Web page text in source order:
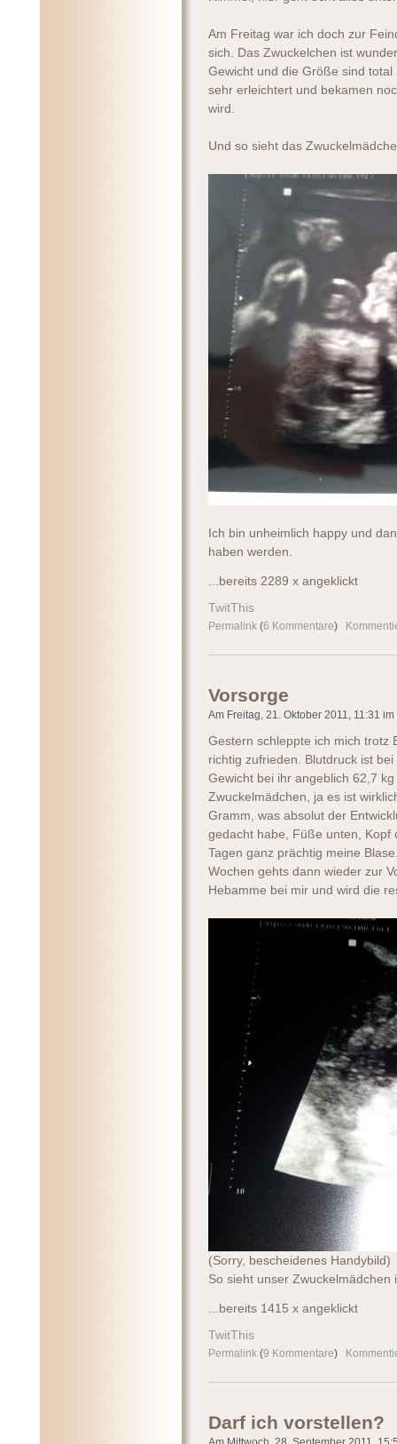
Am Freitag war ich doch zur
sich. Das Zwuckelchen ist
Gewicht und die Größe sind
sehr erleichtert und bekamen
wird.
Und so sieht das
Ich bin unheimlich happy und
haben werden.
...bereits 2289 x angeklickt
TwitThis
Permalink (6 Kommentare)
Vorsorge
Am Freitag, 21. Oktober 2011, 11:31 im
Gestern schleppte ich mich trotz
richtig zufrieden. Blutdruck ist
Gewicht bei ihr angeblich 62,7
Zwuckelmädchen, ja es ist
Gramm, was absolut der
gedacht habe, Füße unten, Kopf
Tagen ganz prächtig meine
Wochen gehts dann wieder zur
Hebamme bei mir und wird die
(Sorry, bescheidenes Handybild)
So sieht unser
...bereits 1415 x angeklickt
TwitThis
Permalink (9 Kommentare)
Darf ich vorstellen?